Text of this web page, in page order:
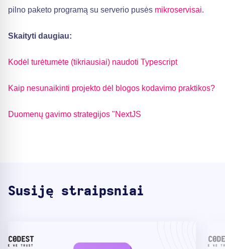
pilno paketo programą su serverio pusės mikroservisai.
Skaityti daugiau:
Kodėl turėtumėte (tikriausiai) naudoti Typescript
Kaip nesunaikinti projekto dėl blogos kodavimo praktikos?
Duomenų gavimo strategijos "NextJS
Susiję straipsniai